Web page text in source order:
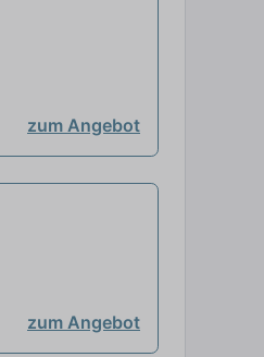
zum Angebot
zum Angebot